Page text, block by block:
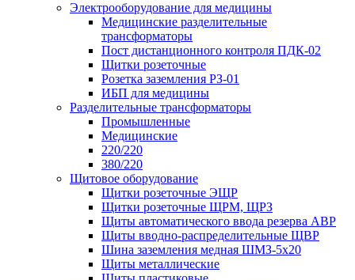
Электрооборудование для медицины
Медицинские разделительные
трансформаторы
Пост дистанционного контроля ПДК-02
Щитки розеточные
Розетка заземления РЗ-01
ИБП для медицины
Разделительные трансформаторы
Промышленные
Медицинские
220/220
380/220
Щитовое оборудование
Щитки розеточные ЭЩР
Щитки розеточные ЩРМ, ЩРЗ
Щиты автоматического ввода резерва АВР
Щиты вводно-распределительные ЩВР
Шина заземления медная ШМЗ-5х20
Щиты металлические